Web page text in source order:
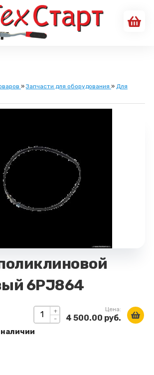
»Запчасти для оборудования » Для
6РJ864
+
-
Цена:
4 500.00 руб.